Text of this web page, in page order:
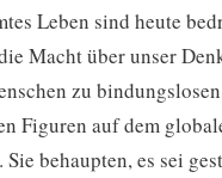
Leben sind heute
Macht über unser
zu
Figuren auf dem
behaupten, es sei